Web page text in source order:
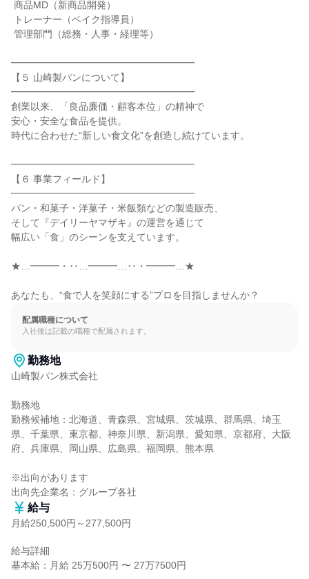
━━━━━━━━━━━━━━━━━━━
【５ 山崎製パンについて】
━━━━━━━━━━━━━━━━━━━
創業以来、「良品廉価・顧客本位」の精神で
安心・安全な食品を提供。
時代に合わせた“新しい食文化”を創造し続けています。
━━━━━━━━━━━━━━━━━━━
【６ 事業フィールド】
━━━━━━━━━━━━━━━━━━━
パン・和菓子・洋菓子・米飯類などの製造販売、
そして『デイリーヤマザキ』の運営を通じて
幅広い「食」のシーンを支えています。
★…━━━・‥…━━━…‥・━━━…★
あなたも、“食で人を笑顔にする”プロを目指しませんか？
配属職種について
入社後は記載の職種で配属されます。
勤務地
山崎製パン株式会社
勤務地
勤務候補地：北海道、青森県、宮城県、茨城県、群馬県、埼玉
県、千葉県、東京都、神奈川県、新潟県、愛知県、京都府、大阪
府、兵庫県、岡山県、広島県、福岡県、熊本県
※出向があります
出向先企業名：グループ各社
給与
月給250,500円～277,500円
給与詳細
基本給：月給 25万500円 〜 27万7500円